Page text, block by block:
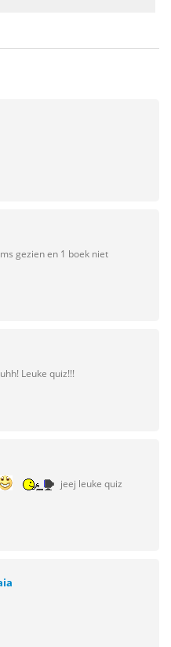
gezien en 1 boek niet
Leuke quiz!!!
jeej leuke quiz